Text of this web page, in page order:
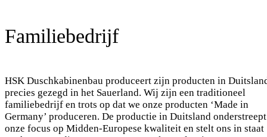
Familiebedrijf
HSK Duschkabinenbau produceert zijn producten in
precies gezegd in het Sauerland. Wij zijn een traditioneel
familiebedrijf en trots op dat we onze producten ‘Made in
Germany’ produceren. De productie in Duitsland onderstreept
onze focus op Midden-Europese kwaliteit en stelt ons in staat